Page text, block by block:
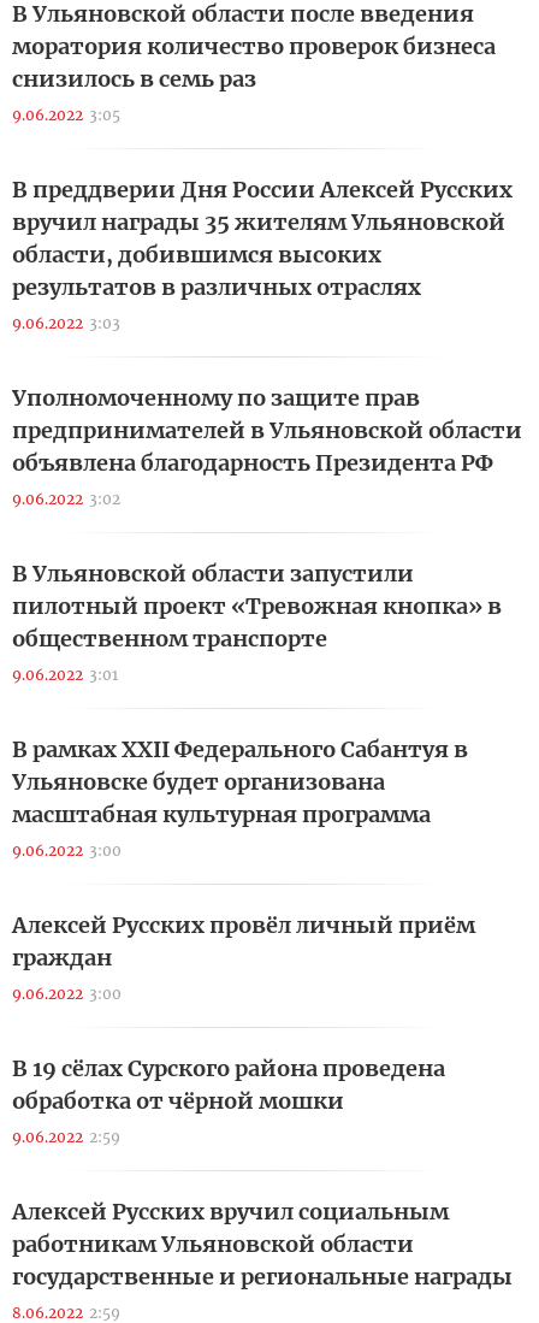
В Ульяновской области после введения
моратория количество проверок бизнеса
снизилось в семь раз
9.06.2022 3:05
В преддверии Дня России Алексей Русских
вручил награды 35 жителям Ульяновской
области, добившимся высоких
результатов в различных отраслях
9.06.2022 3:03
Уполномоченному по защите прав
предпринимателей в Ульяновской области
объявлена благодарность Президента РФ
9.06.2022 3:02
В Ульяновской области запустили
пилотный проект «Тревожная кнопка» в
общественном транспорте
9.06.2022 3:01
В рамках XXII Федерального Сабантуя в
Ульяновске будет организована
масштабная культурная программа
9.06.2022 3:00
Алексей Русских провёл личный приём
граждан
9.06.2022 3:00
В 19 сёлах Сурского района проведена
обработка от чёрной мошки
9.06.2022 2:59
Алексей Русских вручил социальным
работникам Ульяновской области
государственные и региональные награды
8.06.2022 2:59